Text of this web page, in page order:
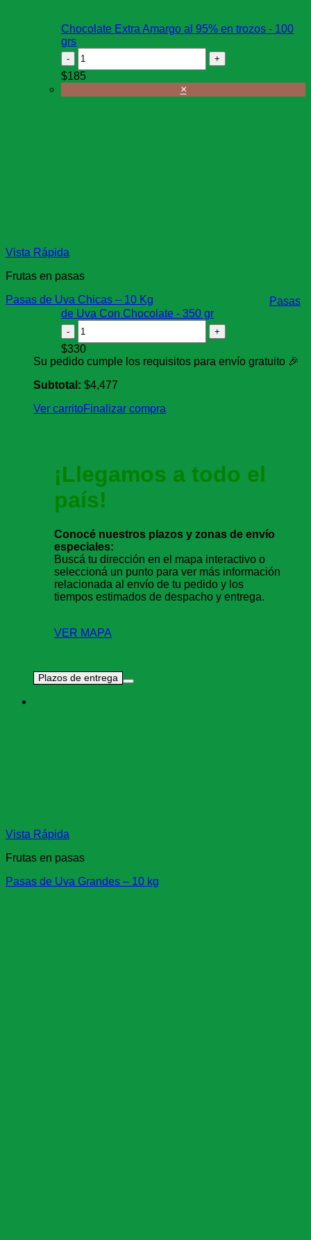
Chocolate Extra Amargo al 95% en trozos - 100
grs
Chocolate
Extra
Amargo
$185
×
Pasas
de Uva Con Chocolate - 350 gr
Pasas
de
Uva
Con
-
gr
$330
Su pedido cumple los requisitos para envío gratuito 🎉
Subtotal: $4,477
Ver carritoFinalizar compra
¡Llegamos a todo el
país!
Conocé nuestros plazos y zonas de envío
especiales:
Buscá tu dirección en el mapa interactivo o
seleccioná un punto para ver más información
relacionada al envío de tu pedido y los
tiempos estimados de despacho y entrega.
VER MAPA
Plazos de entrega
Vista Rápida
Frutas en pasas
Pasas de Uva Chicas – 10 Kg
Vista Rápida
Frutas en pasas
Pasas de Uva Grandes – 10 kg